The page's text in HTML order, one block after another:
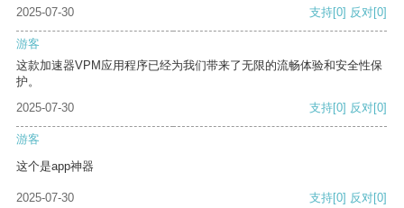
2025-07-30 支持[0] 反对[0]
游客
这款加速器VPM应用程序已经为我们带来了无限的流畅体验和安全性保
护。
2025-07-30
支持[0] 反对[0]
游客
这个是app神器
2025-07-30 支持[0] 反对[0]